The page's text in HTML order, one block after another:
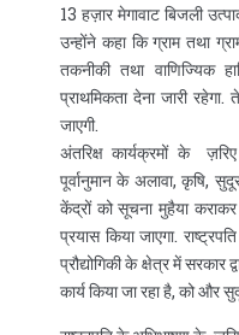
13 हज़ार मेगावाट बिजली
उन्होंने कहा कि ग्राम तथा
तकनीकी तथा वाणिज्यिक
प्राथमिकता देना जारी
जाएगी.
अंतरिक्ष कार्यक्रमों के
पूर्वानुमान के अलावा, कृषि,
केंद्रों को सूचना मुहैया
प्रयास किया जाएगा.
प्रौद्योगिकी के क्षेत्र में
कार्य किया जा रहा है, को और